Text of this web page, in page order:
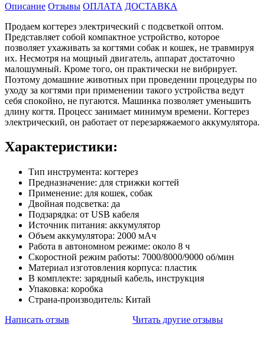
Описание Отзывы ОПЛАТА ДОСТАВКА
Продаем когтерез электрический с подсветкой оптом.
Представляет собой компактное устройство, которое
позволяет ухаживать за когтями собак и кошек, не травмируя
их. Несмотря на мощный двигатель, аппарат достаточно
малошумный. Кроме того, он практически не вибрирует.
Поэтому домашние животных при проведении процедуры по
уходу за когтями при применении такого устройства ведут
себя спокойно, не пугаются. Машинка позволяет уменьшить
длину когтя. Процесс занимает минимум времени. Когтерез
электрический, он работает от перезаряжаемого аккумулятора.
Характеристики:
Тип инструмента: когтерез
Предназначение: для стрижки когтей
Применение: для кошек, собак
Двойная подсветка: да
Подзарядка: от USB кабеля
Источник питания: аккумулятор
Объем аккумулятора: 2000 мАч
Работа в автономном режиме: около 8 ч
Скоростной режим работы: 7000/8000/9000 об/мин
Материал изготовления корпуса: пластик
В комплекте: зарядный кабель, инструкция
Упаковка: коробка
Страна-производитель: Китай
Написать отзыв
Читать другие отзывы